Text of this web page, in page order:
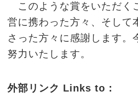
このような賞をいただく
営に携わった方々、そして
さった方々に感謝します。
努力いたします。
外部リンク Links to：